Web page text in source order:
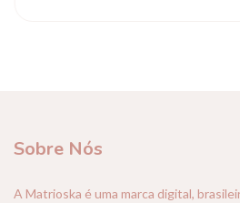
Sobre Nós
A Matrioska é uma marca digital,